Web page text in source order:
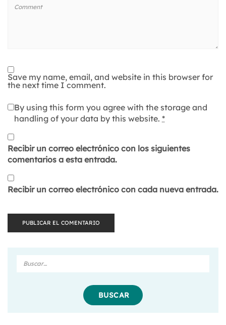
Save my name, email, and website in this browser for
the next time I comment.
By using this form you agree with the storage and
handling of your data by this website. *
Recibir un correo electrónico con los siguientes
comentarios a esta entrada.
Recibir un correo electrónico con cada nueva entrada.
Buscar